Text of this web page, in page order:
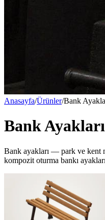
Anasayfa/Ürünler/Bank
Bank Ayakları
Bank ayakları — park ve kent
kompozit oturma bankı